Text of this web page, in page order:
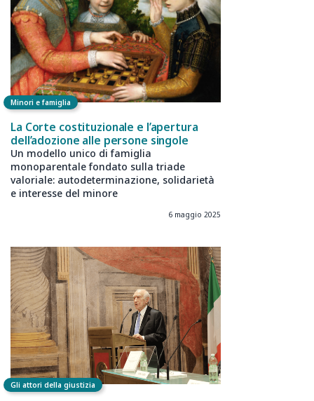
Minori e famiglia
La Corte costituzionale e l’apertura
dell’adozione alle persone singole
Un modello unico di famiglia
monoparentale fondato sulla triade
valoriale: autodeterminazione, solidarietà
e interesse del minore
6 maggio 2025
Gli attori della giustizia